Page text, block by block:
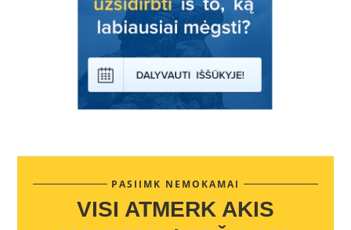
PASIIMK NEMOKAMAI
VISI ATMERK AKIS